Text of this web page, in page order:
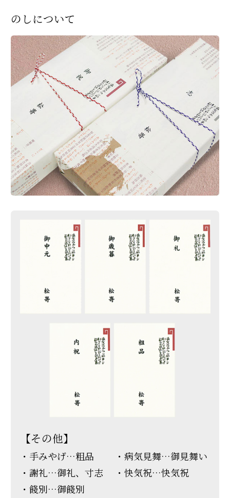
のしについて
【その他】
手みやげ…粗品
病気見舞…御見舞い
謝礼…御礼、寸志
快気祝…快気祝
餞別…御餞別